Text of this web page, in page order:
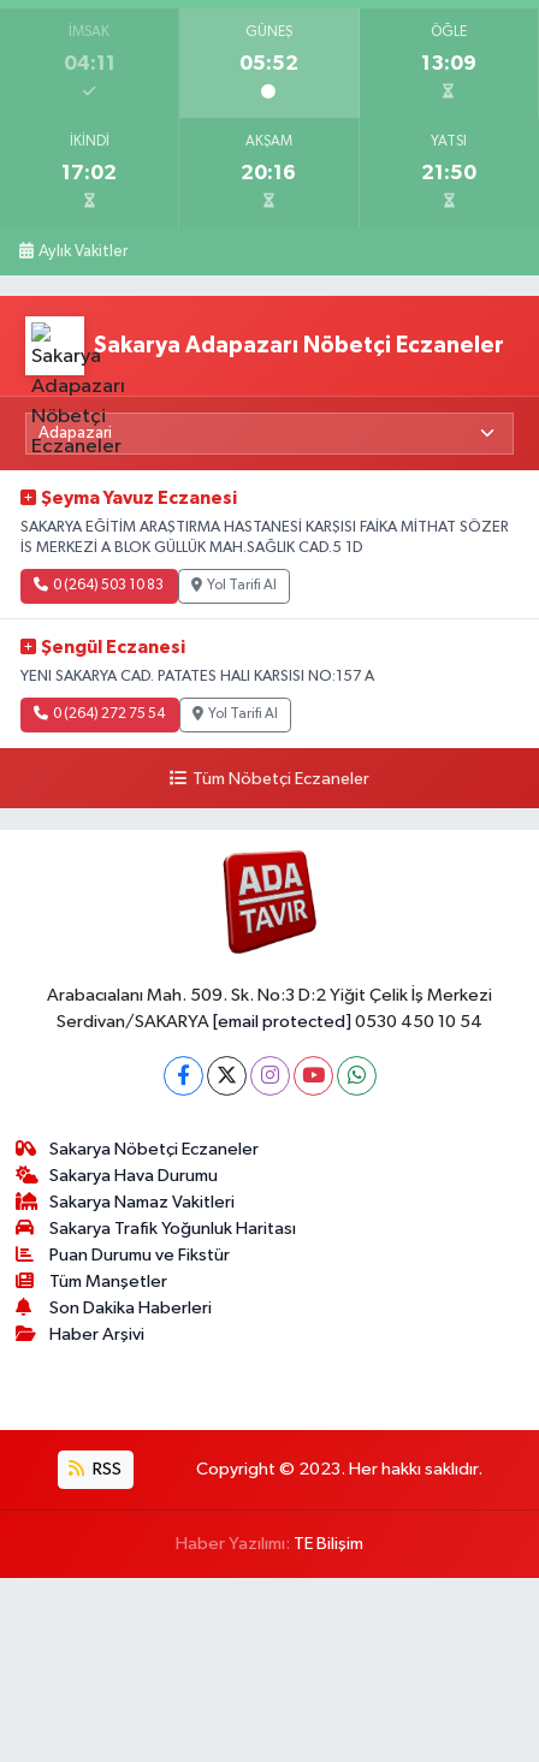
İMSAK
04:11
GÜNEŞ
05:52
ÖĞLE
13:09
İKINDI
17:02
AKŞAM
20:16
YATSI
21:50
Aylık Vakitler
Sakarya Adapazarı Nöbetçi Eczaneler
Şeyma Yavuz Eczanesi
SAKARYA EĞİTİM ARAŞTIRMA HASTANESİ KARŞISI FAİKA MİTHAT SÖZER
İS MERKEZİ A BLOK GÜLLÜK MAH.SAĞLIK CAD.5 1D
0 (264) 503 10 83 Yol Tarifi Al
Şengül Eczanesi
YENI SAKARYA CAD. PATATES HALI KARSISI NO:157 A
0 (264) 272 75 54 Yol Tarifi Al
Tüm Nöbetçi Eczaneler
Arabacıalanı Mah. 509. Sk. No:3 D:2 Yiğit Çelik İş Merkezi
Serdivan/SAKARYA [email protected] 0530 450 10 54
Sakarya Nöbetçi Eczaneler
Sakarya Hava Durumu
Sakarya Namaz Vakitleri
Sakarya Trafik Yoğunluk Haritası
Puan Durumu ve Fikstür
Tüm Manşetler
Son Dakika Haberleri
Haber Arşivi
RSS Copyright © 2023. Her hakkı saklıdır.
Haber Yazılımı: TE Bilişim